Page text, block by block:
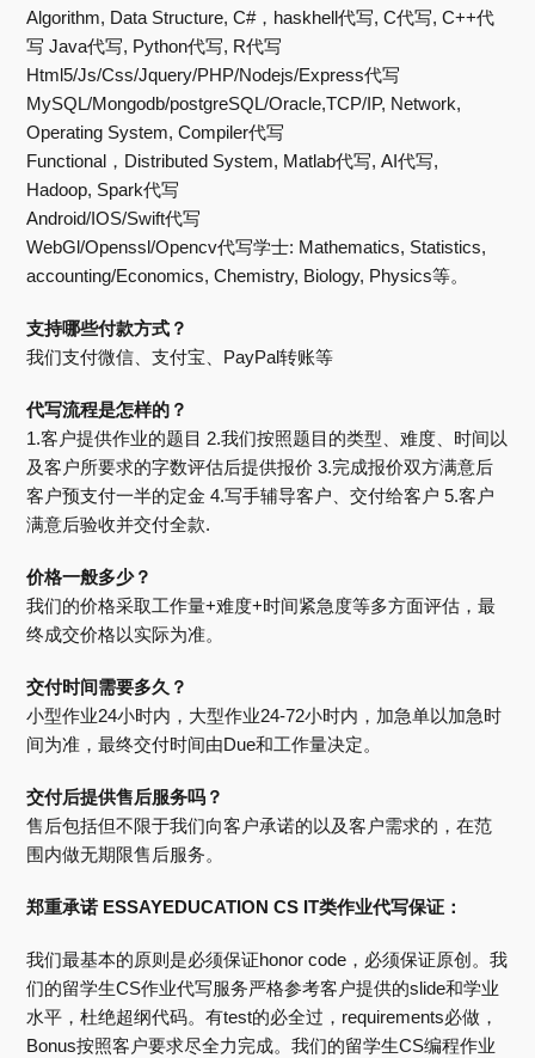
Algorithm, Data Structure, C#，haskhell代写, C代写, C++代
写 Java代写, Python代写, R代写
Html5/Js/Css/Jquery/PHP/Nodejs/Express代写
MySQL/Mongodb/postgreSQL/Oracle,TCP/IP, Network,
Operating System, Compiler代写
Functional，Distributed System, Matlab代写, AI代写,
Hadoop, Spark代写
Android/IOS/Swift代写
WebGl/Openssl/Opencv代写学士: Mathematics, Statistics,
accounting/Economics, Chemistry, Biology, Physics等。
支持哪些付款方式？
我们支付微信、支付宝、PayPal转账等
代写流程是怎样的？
1.客户提供作业的题目 2.我们按照题目的类型、难度、时间以
及客户所要求的字数评估后提供报价 3.完成报价双方满意后
客户预支付一半的定金 4.写手辅导客户、交付给客户 5.客户
满意后验收并交付全款.
价格一般多少？
我们的价格采取工作量+难度+时间紧急度等多方面评估，最
终成交价格以实际为准。
交付时间需要多久？
小型作业24小时内，大型作业24-72小时内，加急单以加急时
间为准，最终交付时间由Due和工作量决定。
交付后提供售后服务吗？
售后包括但不限于我们向客户承诺的以及客户需求的，在范
围内做无期限售后服务。
郑重承诺 ESSAYEDUCATION CS IT类作业代写保证：
我们最基本的原则是必须保证honor code，必须保证原创。我
们的留学生CS作业代写服务严格参考客户提供的slide和学业
水平，杜绝超纲代码。有test的必全过，requirements必做，
Bonus按照客户要求尽全力完成。我们的留学生CS编程作业